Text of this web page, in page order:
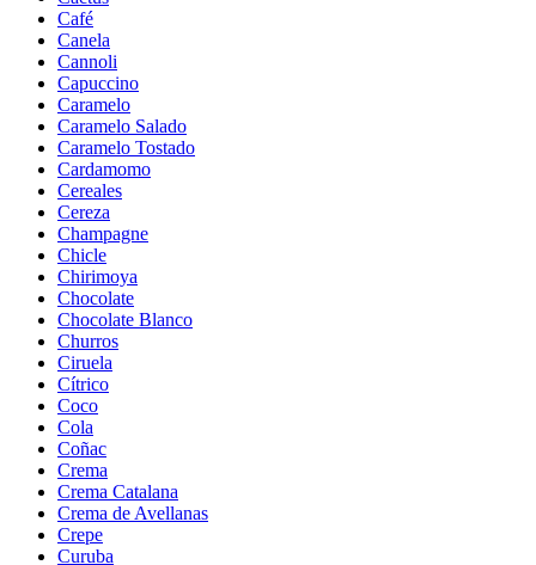
Café
Canela
Cannoli
Capuccino
Caramelo
Caramelo Salado
Caramelo Tostado
Cardamomo
Cereales
Cereza
Champagne
Chicle
Chirimoya
Chocolate
Chocolate Blanco
Churros
Ciruela
Cítrico
Coco
Cola
Coñac
Crema
Crema Catalana
Crema de Avellanas
Crepe
Curuba